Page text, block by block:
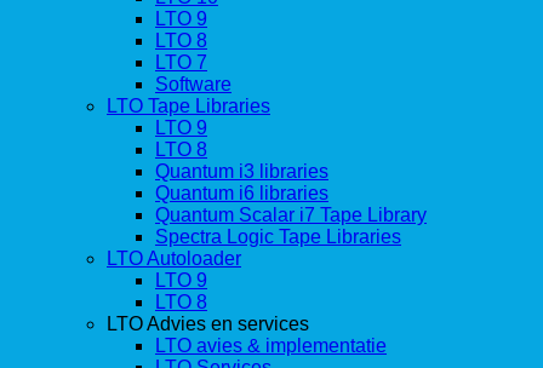
LTO 9
LTO 8
LTO 7
Software
LTO Tape Libraries
LTO 9
LTO 8
Quantum i3 libraries
Quantum i6 libraries
Quantum Scalar i7 Tape Library
Spectra Logic Tape Libraries
LTO Autoloader
LTO 9
LTO 8
LTO Advies en services
LTO avies & implementatie